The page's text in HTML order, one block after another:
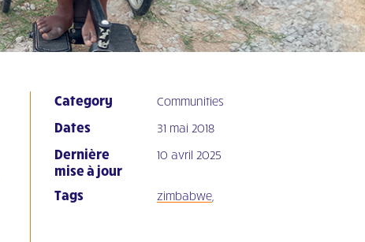
Category Communities
Dates 31 mai 2018
Dernière
mise à jour
10 avril 2025
Tags zimbabwe,